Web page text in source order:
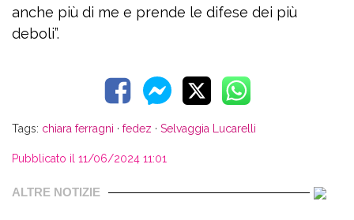
anche più di me e prende le difese dei più
deboli”.
Tags: chiara ferragni · fedez · Selvaggia Lucarelli
Pubblicato il 11/06/2024 11:01
ALTRE NOTIZIE